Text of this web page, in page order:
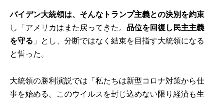
バイデン大統領は、そんなトランプ主義との決別を約束
し「アメリカはまた戻ってきた。品位を回復し民主主義
を守る 」とし、分断ではなく結束を目指す大統領になる
と誓った。
大統領の勝利演説では「私たちは新型コロナ対策から仕
事を始める。このウイルスを封じ込めない限り経済も生